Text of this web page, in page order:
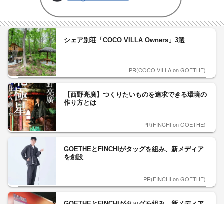
シェア別荘「COCO VILLA Owners」3選
PR(COCO VILLA on GOETHE)
【西野亮廣】つくりたいものを追求できる環境の
作り方とは
PR(FINCHI on GOETHE)
GOETHEとFINCHIがタッグを組み、新メディア
を創設
PR(FINCHI on GOETHE)